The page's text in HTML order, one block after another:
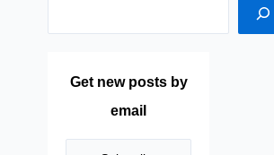
Get new posts by
email